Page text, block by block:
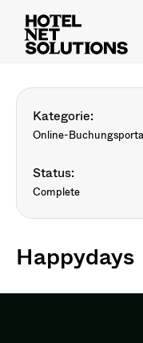
Kategorie:
Online-
Status:
Complete
Happydays